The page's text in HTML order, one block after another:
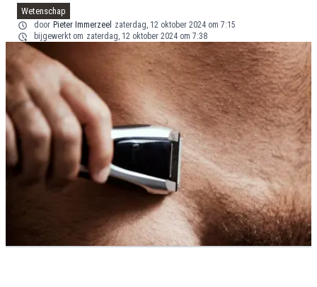
Wetenschap
door Pieter Immerzeel zaterdag, 12 oktober 2024 om 7:15
bijgewerkt om zaterdag, 12 oktober 2024 om 7:38